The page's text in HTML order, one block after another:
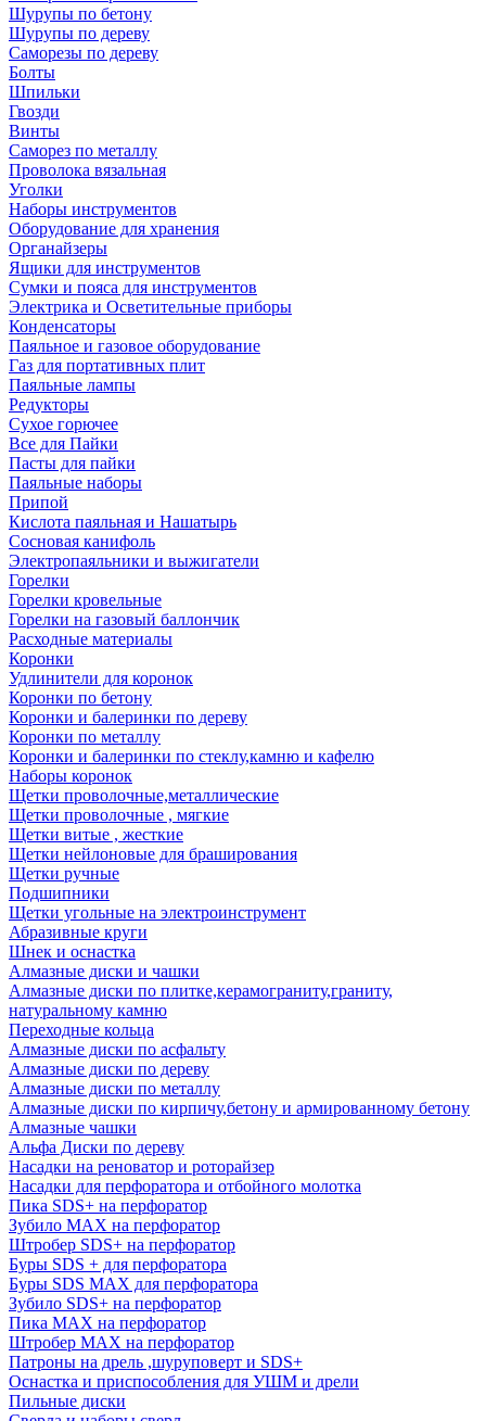
Шурупы по бетону
Шурупы по дереву
Саморезы по дереву
Болты
Шпильки
Гвозди
Винты
Саморез по металлу
Проволока вязальная
Уголки
Наборы инструментов
Оборудование для хранения
Органайзеры
Ящики для инструментов
Сумки и пояса для инструментов
Электрика и Осветительные приборы
Конденсаторы
Паяльное и газовое оборудование
Газ для портативных плит
Паяльные лампы
Редукторы
Сухое горючее
Все для Пайки
Пасты для пайки
Паяльные наборы
Припой
Кислота паяльная и Нашатырь
Сосновая канифоль
Электропаяльники и выжигатели
Горелки
Горелки кровельные
Горелки на газовый баллончик
Расходные материалы
Коронки
Удлинители для коронок
Коронки по бетону
Коронки и балеринки по дереву
Коронки по металлу
Коронки и балеринки по стеклу,камню и кафелю
Наборы коронок
Щетки проволочные,металлические
Щетки проволочные , мягкие
Щетки витые , жесткие
Щетки нейлоновые для браширования
Щетки ручные
Подшипники
Щетки угольные на электроинструмент
Абразивные круги
Шнек и оснастка
Алмазные диски и чашки
Алмазные диски по плитке,керамограниту,граниту,
натуральному камню
Переходные кольца
Алмазные диски по асфальту
Алмазные диски по дереву
Алмазные диски по металлу
Алмазные диски по кирпичу,бетону и армированному бетону
Алмазные чашки
Альфа Диски по дереву
Насадки на реноватор и роторайзер
Насадки для перфоратора и отбойного молотка
Пика SDS+ на перфоратор
Зубило MAX на перфоратор
Штробер SDS+ на перфоратор
Буры SDS + для перфоратора
Буры SDS MAX для перфоратора
Зубило SDS+ на перфоратор
Пика MAX на перфоратор
Штробер MAX на перфоратор
Патроны на дрель ,шуруповерт и SDS+
Оснастка и приспособления для УШМ и дрели
Пильные диски